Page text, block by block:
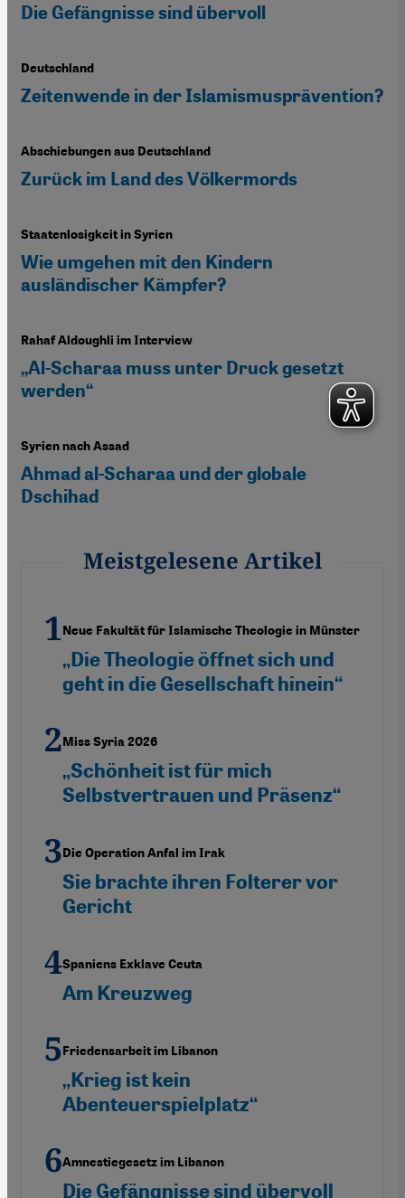
Die Gefängnisse sind übervoll
Deutschland
Zeitenwende in der Islamismusprävention?
Abschiebungen aus Deutschland
Zurück im Land des Völkermords
Staatenlosigkeit in Syrien
Wie umgehen mit den Kindern
ausländischer Kämpfer?
Rahaf Aldoughli im Interview
„Al-Scharaa muss unter Druck gesetzt
werden“
Syrien nach Assad
Ahmad al-Scharaa und der globale
Dschihad
Meistgelesene Artikel
Neue Fakultät für Islamische Theologie in Münster
„Die Theologie öffnet sich und
geht in die Gesellschaft hinein“
Miss Syria 2026
„Schönheit ist für mich
Selbstvertrauen und Präsenz“
Die Operation Anfal im Irak
Sie brachte ihren Folterer vor
Gericht
Spaniens Exklave Ceuta
Am Kreuzweg
Friedensarbeit im Libanon
„Krieg ist kein
Abenteuerspielplatz“
Amnestiegesetz im Libanon
Die Gefängnisse sind übervoll